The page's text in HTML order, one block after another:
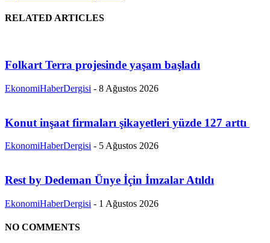
RELATED ARTICLES
Folkart Terra projesinde yaşam başladı
EkonomiHaberDergisi - 8 Ağustos 2026
Konut inşaat firmaları şikayetleri yüzde 127 arttı
EkonomiHaberDergisi - 5 Ağustos 2026
Rest by Dedeman Ünye İçin İmzalar Atıldı
EkonomiHaberDergisi - 1 Ağustos 2026
NO COMMENTS